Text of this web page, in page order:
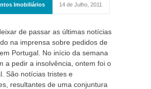
Imobiliários 14 de Julho, 2011
de passar as últimas notícias
na imprensa sobre pedidos de
Portugal. No início da semana
a pedir a insolvência, ontem foi o
São notícias tristes e
resultantes de uma conjuntura